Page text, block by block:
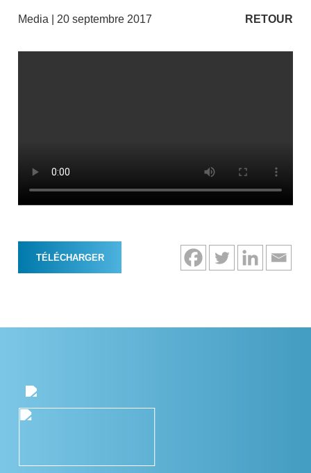
Media | 20 septembre 2017 RETOUR
TÉLÉCHARGER